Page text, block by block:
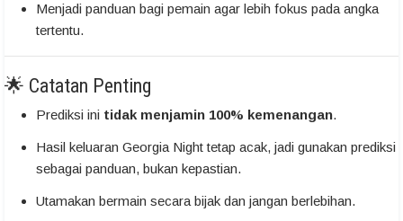
Menjadi panduan bagi pemain agar lebih fokus pada angka
tertentu.
🌟 Catatan Penting
Prediksi ini tidak menjamin 100% kemenangan.
Hasil keluaran Georgia Night tetap acak, jadi gunakan prediksi
sebagai panduan, bukan kepastian.
Utamakan bermain secara bijak dan jangan berlebihan.